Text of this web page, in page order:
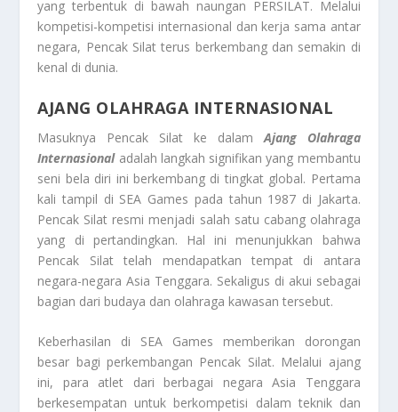
yang terbentuk di bawah naungan PERSILAT. Melalui
kompetisi-kompetisi internasional dan kerja sama antar
negara, Pencak Silat terus berkembang dan semakin di
kenal di dunia.
AJANG OLAHRAGA INTERNASIONAL
Masuknya Pencak Silat ke dalam Ajang Olahraga
Internasionaladalah langkah signifikan yang membantu
seni bela diri ini berkembang di tingkat global. Pertama
kali tampil di SEA Games pada tahun 1987 di Jakarta.
Pencak Silat resmi menjadi salah satu cabang olahraga
yang di pertandingkan. Hal ini menunjukkan bahwa
Pencak Silat telah mendapatkan tempat di antara
negara-negara Asia Tenggara. Sekaligus di akui sebagai
bagian dari budaya dan olahraga kawasan tersebut.
Keberhasilan di SEA Games memberikan dorongan
besar bagi perkembangan Pencak Silat. Melalui ajang
ini, para atlet dari berbagai negara Asia Tenggara
berkesempatan untuk berkompetisi dalam teknik dan